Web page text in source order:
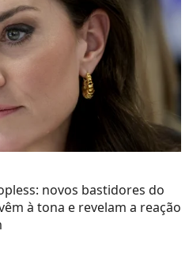
novos bastidores do
à tona e revelam a reação